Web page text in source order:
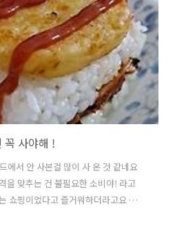
펜만 필요해요 네임펜으로 요구르트
용 취지와 조금은 어긋나죠 ㅜㅜ 급
꼭 사야해 !
에서 안 사본걸 많이 사 온 것 같네요
을 맞추는 건 불필요한 소비야! 라고
쇼핑이었다고 즐거워하더라고요 뭐
라운 가격은 2천 원 초반대입니다